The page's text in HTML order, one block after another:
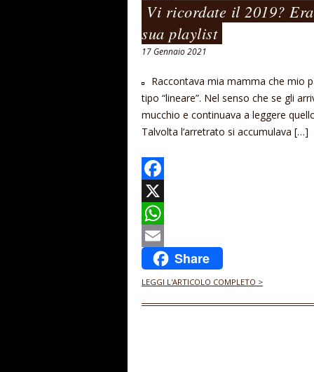
Vi ricordate il 2019?
sua playlist
17 Gennaio 2021
Raccontava mia mamma che mio
tipo “lineare”. Nel senso che se gli
mucchio e continuava a leggere
Talvolta l’arretrato si accumulava […]
F
a
c
b
o
X
W
a
t
m
a
Share
LEGGI L'ARTICOLO COMPLETO >